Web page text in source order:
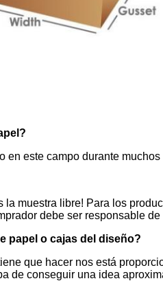
este campo durante
muestra libre! Para los
debe ser responsable de
papel o cajas del diseño?
que hacer nos está
de conseguir una idea